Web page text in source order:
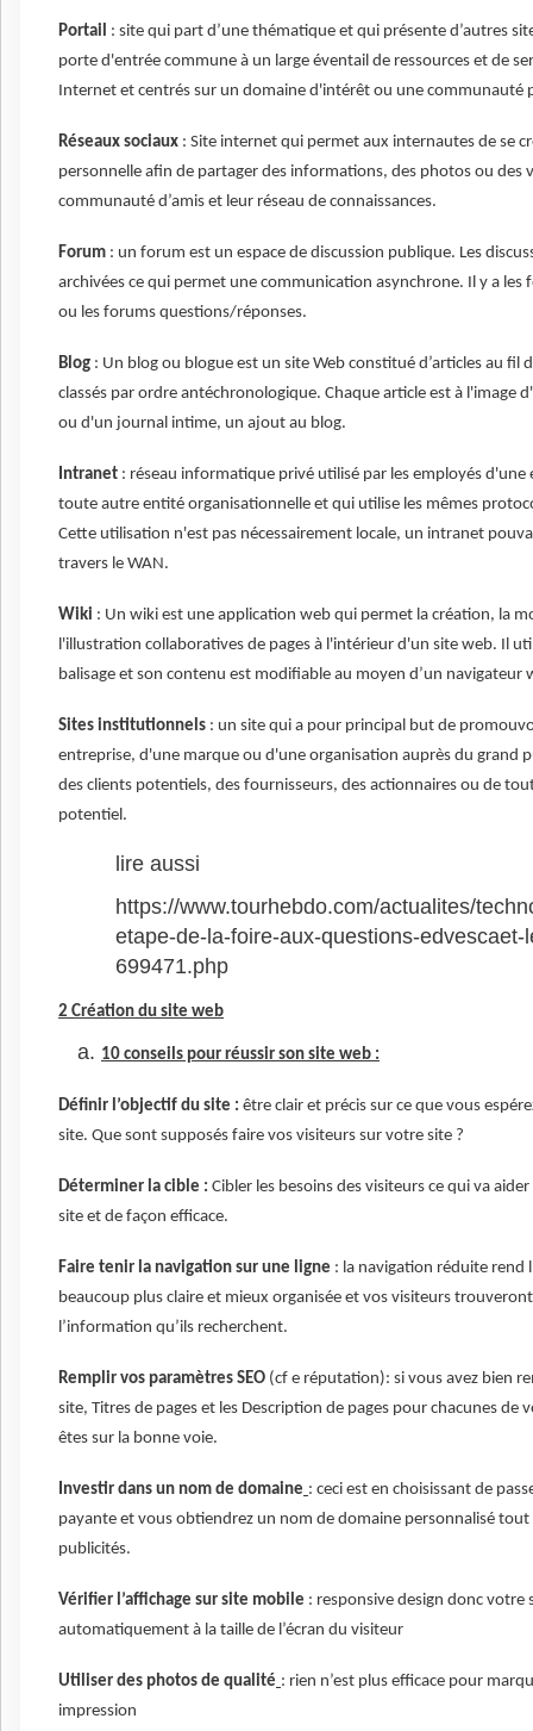
Portail : site qui part d’une thématique et qui présente d’autres
porte d'entrée commune à un large éventail de ressources et de
Internet et centrés sur un domaine d'intérêt ou une communauté
Réseaux sociaux : Site internet qui permet aux internautes de se
personnelle afin de partager des informations, des photos ou des
communauté d’amis et leur réseau de connaissances.
Forum : un forum est un espace de discussion publique. Les
archivées ce qui permet une communication asynchrone. Il y a les
ou les forums questions/réponses.
Blog : Un blog ou blogue est un site Web constitué d’articles au fil
classés par ordre antéchronologique. Chaque article est à l'image
ou d'un journal intime, un ajout au blog.
Intranet : réseau informatique privé utilisé par les employés d'une
toute autre entité organisationnelle et qui utilise les mêmes
Cette utilisation n'est pas nécessairement locale, un intranet
travers le WAN.
Wiki : Un wiki est une application web qui permet la création, la
l'illustration collaboratives de pages à l'intérieur d'un site web. Il
balisage et son contenu est modifiable au moyen d’un navigateur
Sites institutionnels : un site qui a pour principal but de
entreprise, d'une marque ou d'une organisation auprès du grand
des clients potentiels, des fournisseurs, des actionnaires ou de
potentiel.
lire aussi
https://www.tourhebdo.com/actualites/
etape-de-la-foire-aux-questions-edvescaet-
699471.php
2 Création du site web
10 conseils pour réussir son site web :
Définir l’objectif du site : être clair et précis sur ce que vous
site. Que sont supposés faire vos visiteurs sur votre site ?
Déterminer la cible : Cibler les besoins des visiteurs ce qui va
site et de façon efficace.
Faire tenir la navigation sur une ligne : la navigation réduite rend
beaucoup plus claire et mieux organisée et vos visiteurs
l’information qu’ils recherchent.
Remplir vos paramètres SEO (cf e réputation): si vous avez bien
site, Titres de pages et les Description de pages pour chacunes de
êtes sur la bonne voie.
Investir dans un nom de domaine : ceci est en choisissant de
payante et vous obtiendrez un nom de domaine personnalisé tout
publicités.
Vérifier l’affichage sur site mobile : responsive design donc votre
automatiquement à la taille de l’écran du visiteur
Utiliser des photos de qualité : rien n’est plus efficace pour
impression